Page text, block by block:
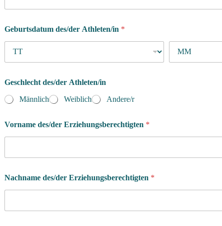
Geburtsdatum des/der Athleten/in *
Geschlecht des/der Athleten/in
Männlich
Weiblich Andere/r
Vorname des/der Erziehungsberechtigten *
Nachname des/der Erziehungsberechtigten *